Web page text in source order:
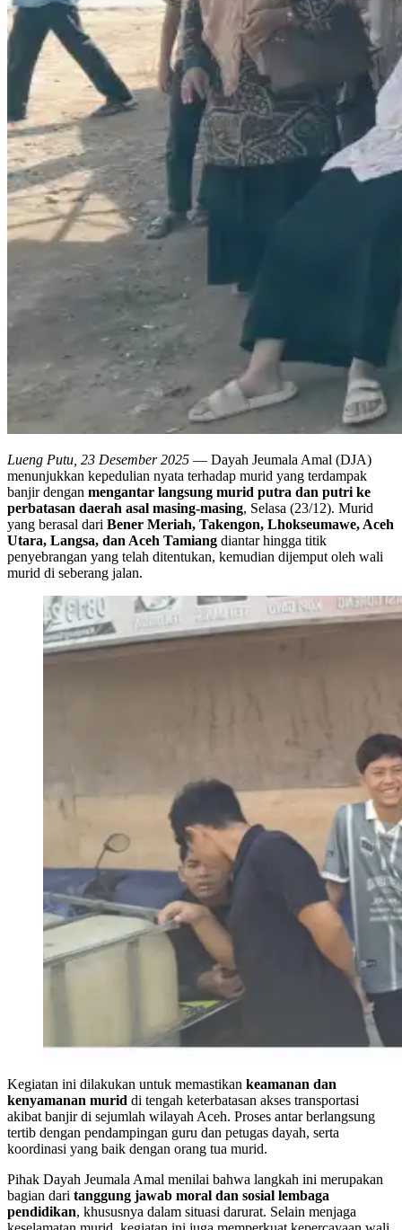
Lueng Putu, 23 Desember 2025 — Dayah Jeumala Amal (DJA)
menunjukkan kepedulian nyata terhadap murid yang terdampak
banjir dengan mengantar langsung murid putra dan putri ke
perbatasan daerah asal masing-masing, Selasa (23/12). Murid
yang berasal dari Bener Meriah, Takengon, Lhokseumawe, Aceh
Utara, Langsa, dan Aceh Tamiang diantar hingga titik
penyebrangan yang telah ditentukan, kemudian dijemput oleh wali
murid di seberang jalan.
Kegiatan ini dilakukan untuk memastikan keamanan dan
kenyamanan murid di tengah keterbatasan akses transportasi
akibat banjir di sejumlah wilayah Aceh. Proses antar berlangsung
tertib dengan pendampingan guru dan petugas dayah, serta
koordinasi yang baik dengan orang tua murid.
Pihak Dayah Jeumala Amal menilai bahwa langkah ini merupakan
bagian dari tanggung jawab moral dan sosial lembaga
pendidikan, khususnya dalam situasi darurat. Selain menjaga